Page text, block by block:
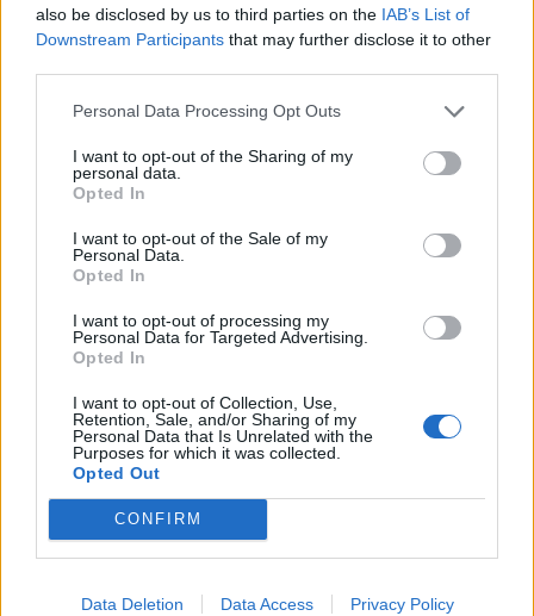
also be disclosed by us to third parties on the IAB’s List of
Downstream Participants that may further disclose it to other
Personal Data Processing Opt Outs
I want to opt-out of the Sharing of my
personal data.
Opted In
I want to opt-out of the Sale of my
Personal Data.
Opted In
I want to opt-out of processing my
Personal Data for Targeted Advertising.
Opted In
I want to opt-out of Collection, Use,
Retention, Sale, and/or Sharing of my
Personal Data that Is Unrelated with the
Purposes for which it was collected.
Opted Out
CONFIRM
Data Deletion Data Access Privacy Policy
Survivor 2024 - Ανατροπή: Ο Παύλος
Παπαδόπουλος αποχώρησε από το παιχνίδι
- Στενοχωρημένος ο Παππάς!
@18-01-2024